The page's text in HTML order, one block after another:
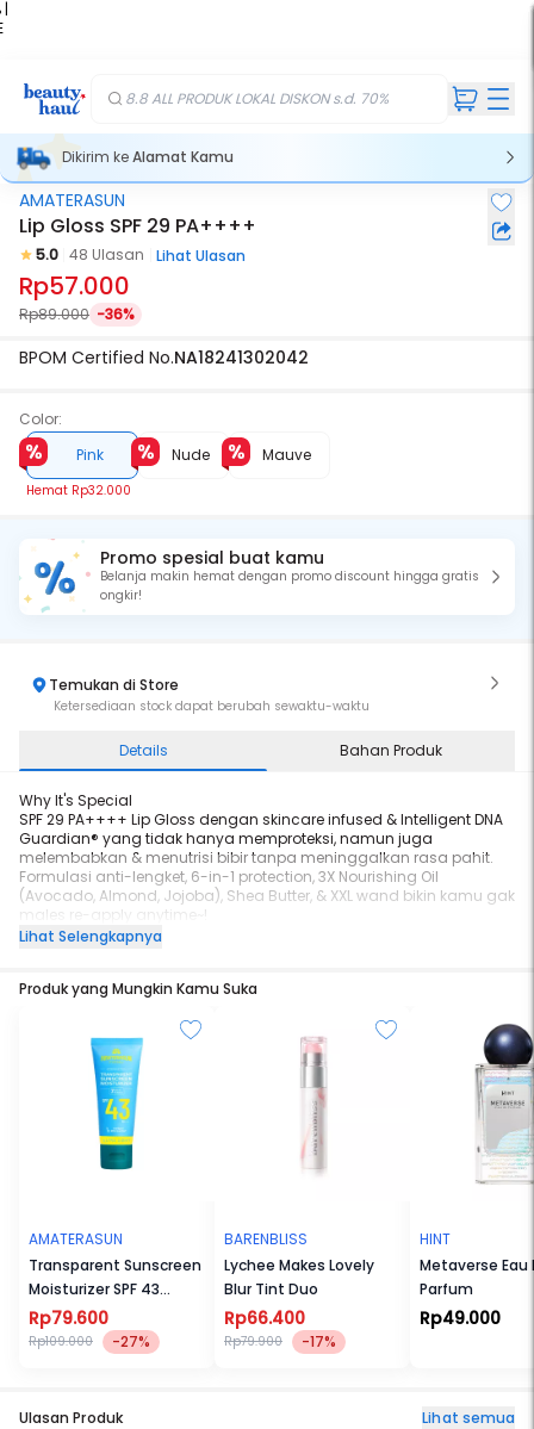
|
8.8 ALL PRODUK LOKAL DISKON s.d. 70%
Dikirim keAlamat Kamu
AMATERASUN
Lip Gloss SPF 29 PA++++
5.0 48 Ulasan Lihat Ulasan
Rp57.000
Rp89.000 -36%
BPOM Certified No.NA18241302042
Color:
Pink
Hemat Rp32.000
Nude Mauve
Promo spesial buat kamu
Belanja makin hemat dengan promo discount hingga gratis
ongkir!
Temukan di Store
Ketersediaan stock dapat berubah sewaktu-waktu
Details Bahan Produk
Why It's Special
SPF 29 PA++++ Lip Gloss dengan skincare infused & Intelligent DNA
Guardian® yang tidak hanya memproteksi, namun juga
melembabkan & menutrisi bibir tanpa meninggalkan rasa pahit.
Formulasi anti-lengket, 6-in-1 protection, 3X Nourishing Oil
(Avocado, Almond, Jojoba), Shea Butter, & XXL wand bikin kamu gak
males re-apply anytime~!
Nude NA18241302044
BACA CARA PENGGUNAAN DAN PERINGATAN
Lihat Selengkapnya
Produk yang Mungkin Kamu Suka
AMATERASUN
Transparent Sunscreen
Moisturizer SPF 43
PA+++
Rp79.600
Rp109.000 -27%
BARENBLISS
Lychee Makes Lovely
Blur Tint Duo
Rp66.400
Rp79.900 -17%
HINT
Metaverse Eau
Parfum
Rp49.000
Ulasan Produk Lihat semua